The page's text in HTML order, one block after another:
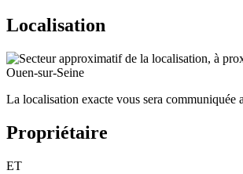
Localisation
La localisation exacte vous sera communiquée
Propriétaire
ET